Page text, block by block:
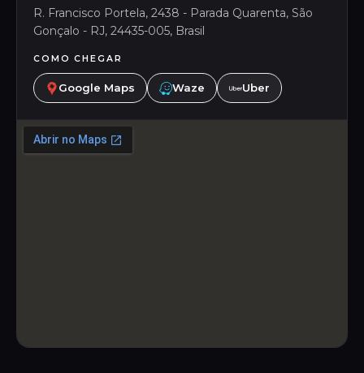
R. Francisco Portela, 2438 - Parada Quarenta, São
Gonçalo - RJ, 24435-005, Brasil
COMO CHEGAR
Google Maps Waze Uber